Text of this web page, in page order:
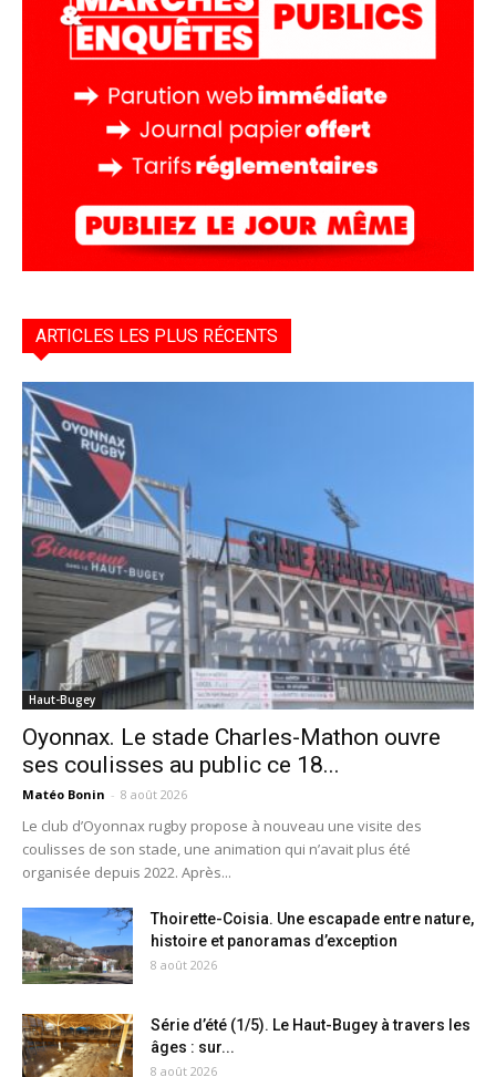
ARTICLES LES PLUS RÉCENTS
Haut-Bugey
Oyonnax. Le stade Charles-Mathon ouvre
ses coulisses au public ce 18...
Matéo Bonin - 8 août 2026
Le club d’Oyonnax rugby propose à nouveau une visite des
coulisses de son stade, une animation qui n’avait plus été
organisée depuis 2022. Après...
Thoirette-Coisia. Une escapade entre nature,
histoire et panoramas d’exception
8 août 2026
Série d’été (1/5). Le Haut-Bugey à travers les
âges : sur...
8 août 2026